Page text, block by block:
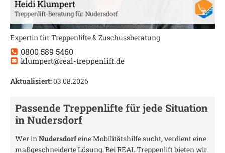
Expertin für Treppenlifte & Zuschussberatung
0800 589 5460
klumpert@real-treppenlift.de
Aktualisiert:03.08.2026
Passende Treppenlifte für jede Situation
inNudersdorf
Wer inNudersdorfeine Mobilitätshilfe sucht, verdient eine
maßgeschneiderte Lösung. Bei REAL Treppenlift bieten wir